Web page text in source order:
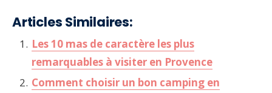
Articles Similaires:
Les 10 mas de caractère les plus
remarquables à visiter en Provence
Comment choisir un bon camping en